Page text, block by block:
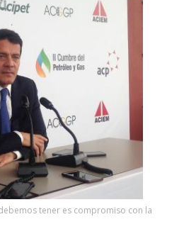
tener es compromiso con la